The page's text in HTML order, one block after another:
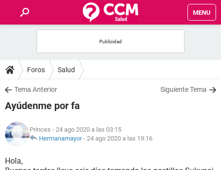
MENU
FOROS
SALUD
FAMILIA
NUTRICIÓN
BIENESTAR
Foros Salud
Tema Anterior Siguiente Tema
Ayúdenme por fa
Princes - 24 ago 2020 a las 03:15
Hermanamayor- 24 ago 2020 a las 19:16
Hola,